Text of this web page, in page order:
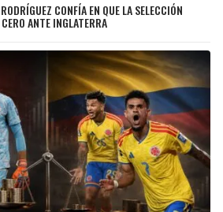
CONFÍA EN QUE LA SELECCIÓN
ANTE INGLATERRA